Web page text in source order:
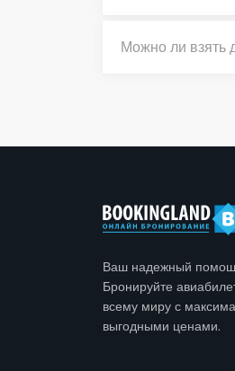
Можно ли взять
Ваш надежный
Бронируйте
всему миру с
выгодными ценами.